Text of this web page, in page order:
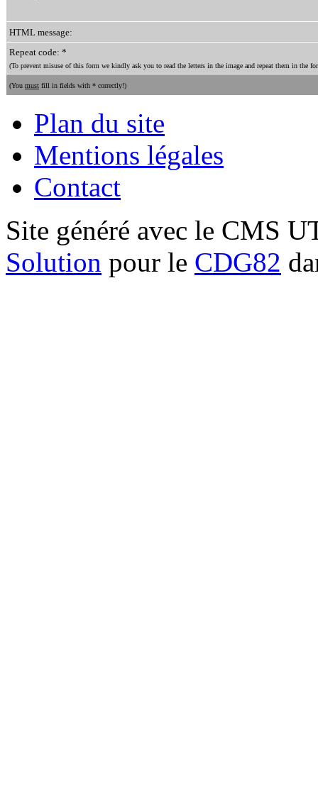
HTML message:
Repeat code: *
(To prevent misuse of this form we kindly ask you to read the letters in the image and repeat them in the
(You must fill in fields with * correctly!)
Plan du site
Mentions légales
Contact
Site généré avec le CMS
Solution pour le CDG82